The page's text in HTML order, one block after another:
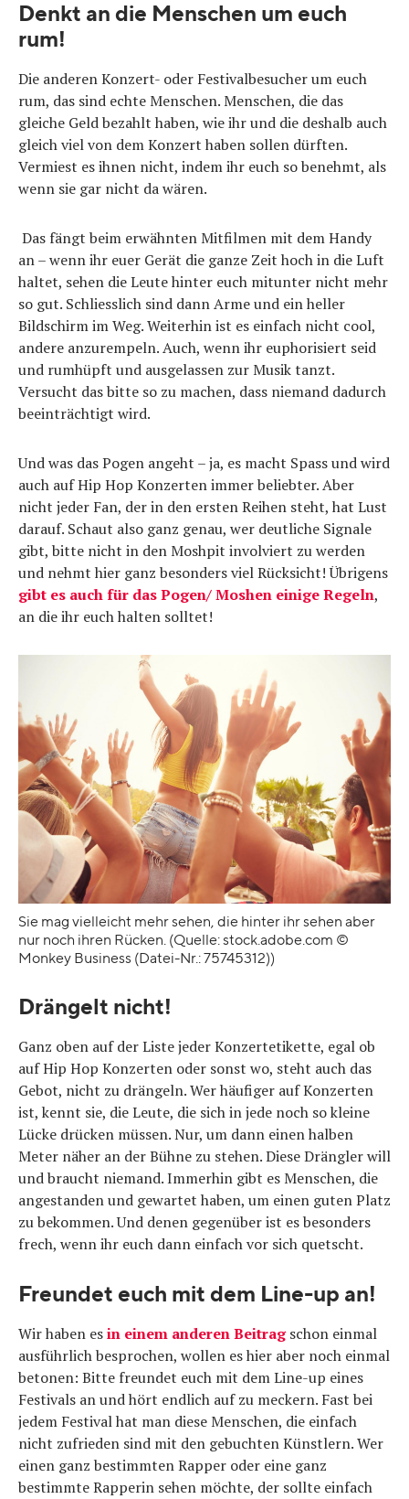
Denkt an die Menschen um euch
rum!
Die anderen Konzert- oder Festivalbesucher um euch
rum, das sind echte Menschen. Menschen, die das
gleiche Geld bezahlt haben, wie ihr und die deshalb auch
gleich viel von dem Konzert haben sollen dürften.
Vermiest es ihnen nicht, indem ihr euch so benehmt, als
wenn sie gar nicht da wären.
Das fängt beim erwähnten Mitfilmen mit dem Handy
an – wenn ihr euer Gerät die ganze Zeit hoch in die Luft
haltet, sehen die Leute hinter euch mitunter nicht mehr
so gut. Schliesslich sind dann Arme und ein heller
Bildschirm im Weg. Weiterhin ist es einfach nicht cool,
andere anzurempeln. Auch, wenn ihr euphorisiert seid
und rumhüpft und ausgelassen zur Musik tanzt.
Versucht das bitte so zu machen, dass niemand dadurch
beeinträchtigt wird.
Und was das Pogen angeht – ja, es macht Spass und wird
auch auf Hip Hop Konzerten immer beliebter. Aber
nicht jeder Fan, der in den ersten Reihen steht, hat Lust
darauf. Schaut also ganz genau, wer deutliche Signale
gibt, bitte nicht in den Moshpit involviert zu werden
und nehmt hier ganz besonders viel Rücksicht! Übrigens
gibt es auch für das Pogen/ Moshen einige Regeln,
an die ihr euch halten solltet!
Sie mag vielleicht mehr sehen, die hinter ihr sehen aber
nur noch ihren Rücken. (Quelle: stock.adobe.com ©
Monkey Business (Datei-Nr.: 75745312))
Drängelt nicht!
Ganz oben auf der Liste jeder Konzertetikette, egal ob
auf Hip Hop Konzerten oder sonst wo, steht auch das
Gebot, nicht zu drängeln. Wer häufiger auf Konzerten
ist, kennt sie, die Leute, die sich in jede noch so kleine
Lücke drücken müssen. Nur, um dann einen halben
Meter näher an der Bühne zu stehen. Diese Drängler will
und braucht niemand. Immerhin gibt es Menschen, die
angestanden und gewartet haben, um einen guten Platz
zu bekommen. Und denen gegenüber ist es besonders
frech, wenn ihr euch dann einfach vor sich quetscht.
Freundet euch mit dem Line-up an!
Wir haben esin einem anderen Beitragschon einmal
ausführlich besprochen, wollen es hier aber noch einmal
betonen: Bitte freundet euch mit dem Line-up eines
Festivals an und hört endlich auf zu meckern. Fast bei
jedem Festival hat man diese Menschen, die einfach
nicht zufrieden sind mit den gebuchten Künstlern. Wer
einen ganz bestimmten Rapper oder eine ganz
bestimmte Rapperin sehen möchte, der sollte einfach